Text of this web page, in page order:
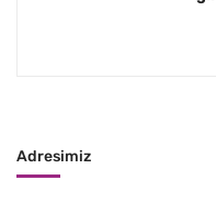
Adresimiz